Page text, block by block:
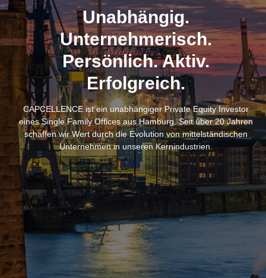
Unabhängig.
Unternehmerisch.
Persönlich. Aktiv.
Erfolgreich.
CAPCELLENCE ist ein unabhängiger Private Equity Investor
eines Single Family Offices aus Hamburg. Seit über 20 Jahren
schaffen wir Wert durch die Evolution von mittelständischen
Unternehmen in unseren Kernindustrien.